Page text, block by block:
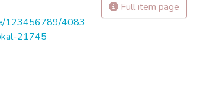
123456789/4083
21745
Full item page